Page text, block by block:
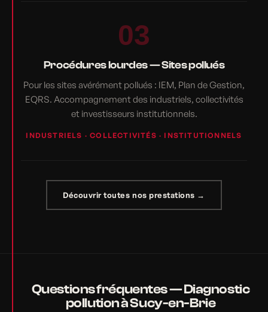
03
Procédures lourdes — Sites pollués
Pour les sites avérément pollués : IEM, Plan de Gestion,
EQRS. Accompagnement des industriels, collectivités
et investisseurs institutionnels.
INDUSTRIELS · COLLECTIVITÉS · INSTITUTIONNELS
Découvrir toutes nos prestations →
Questions fréquentes — Diagnostic
pollution à Sucy-en-Brie